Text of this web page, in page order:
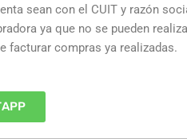
sean con el CUIT y razón
ya que no se pueden
facturar compras ya realizadas.